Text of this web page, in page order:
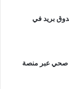
بريد في
صحي عبر منصة